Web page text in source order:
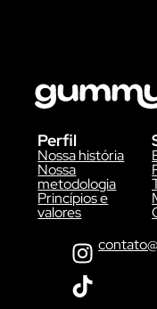
Perfil
Nossa história
Nossa
metodologia
Princípios e
valores